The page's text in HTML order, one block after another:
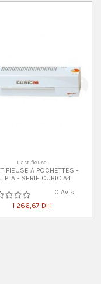
Plastifieuse
A POCHETTES -
- SERIE CUBIC A4
0 Avis
1 266,67 DH